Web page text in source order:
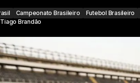
Campeonato Brasileiro Futebol Brasileiro
Tiago Brandão